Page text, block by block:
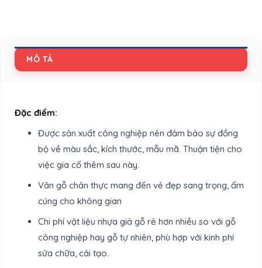
MÔ TẢ
Đặc điểm:
Được sản xuất công nghiệp nên đảm bảo sự đồng
bộ về màu sắc, kích thước, mẫu mã. Thuận tiện cho
việc gia cố thêm sau này.
Vân gỗ chân thực mang đến vẻ đẹp sang trọng, ấm
cúng cho không gian
Chi phí vật liệu nhựa giả gỗ rẻ hơn nhiều so với gỗ
công nghiệp hay gỗ tự nhiên, phù hợp với kinh phí
sửa chữa, cải tạo.